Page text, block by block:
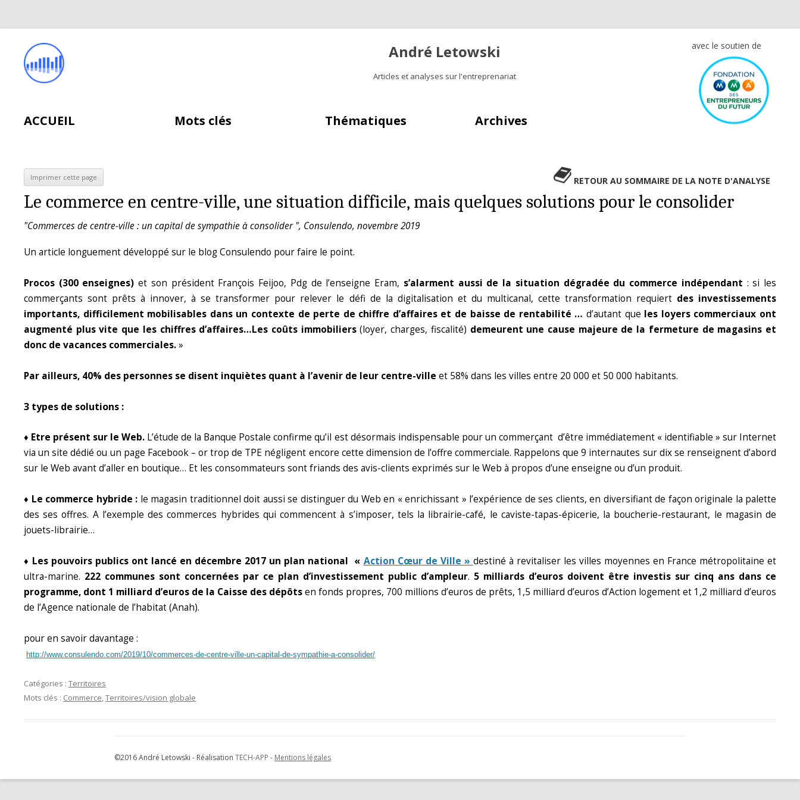
André Letowski
Articles et analyses sur l'entreprenariat
avec le soutien de
ACCUEIL Mots clés Thématiques Archives
RETOUR AU SOMMAIRE DE LA NOTE D'ANALYSE
Le commerce en centre-ville, une situation difficile, mais quelques solutions pour le consolider
"Commerces de centre-ville : un capital de sympathie à consolider ", Consulendo, novembre 2019
Un article longuement développé sur le blog Consulendo pour faire le point.
Procos (300 enseignes) et son président François Feijoo, Pdg de l’enseigne Eram, s’alarment aussi de la situation dégradée du commerce indépendant : si les
commerçants sont prêts à innover, à se transformer pour relever le défi de la digitalisation et du multicanal, cette transformation requiert des investissements
importants, difficilement mobilisables dans un contexte de perte de chiffre d’affaires et de baisse de rentabilité … d’autant que les loyers commerciaux ont
augmenté plus vite que les chiffres d’affaires…Les coûts immobiliers(loyer, charges, fiscalité) demeurent une cause majeure de la fermeture de magasins et
donc de vacances commerciales.»
Par ailleurs, 40% des personnes se disent inquiètes quant à l’avenir de leur centre-ville et 58% dans les villes entre 20 000 et 50 000 habitants.
3 types de solutions :
♦ Etre présent sur le Web. L’étude de la Banque Postale confirme qu’il est désormais indispensable pour un commerçant d’être immédiatement « identifiable » sur Internet
via un site dédié ou un page Facebook – or trop de TPE négligent encore cette dimension de l’offre commerciale. Rappelons que 9 internautes sur dix se renseignent d’abord
sur le Web avant d’aller en boutique… Et les consommateurs sont friands des avis-clients exprimés sur le Web à propos d’une enseigne ou d’un produit.
♦ Le commerce hybride : le magasin traditionnel doit aussi se distinguer du Web en « enrichissant » l’expérience de ses clients, en diversifiant de façon originale la palette
des ses offres. A l’exemple des commerces hybrides qui commencent à s’imposer, tels la librairie-café, le caviste-tapas-épicerie, la boucherie-restaurant, le magasin de
jouets-librairie…
♦ Les pouvoirs publics ont lancé en décembre 2017 un plan national « Action Cœur de Ville » destiné à revitaliser les villes moyennes en France métropolitaine et
ultra-marine. 222 communes sont concernées par ce plan d’investissement public d’ampleur. 5 milliards d’euros doivent être investis sur cinq ans dans ce
programme, dont 1 milliard d’euros de la Caisse des dépôtsen fonds propres, 700 millions d’euros de prêts, 1,5 milliard d’euros d’Action logement et 1,2 milliard d’euros
de l’Agence nationale de l’habitat (Anah).
pour en savoir davantage :
http://www.consulendo.com/2019/10/commerces-de-centre-ville-un-capital-de-sympathie-a-consolider/
Catégories : Territoires
Mots clés : Commerce,Territoires/vision globale
©2016 André Letowski - Réalisation TECH-APP - Mentions légales